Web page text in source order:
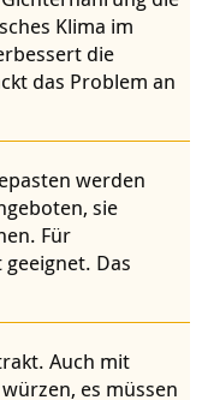
Klima im
die
das Problem an
werden
sie
Für
Das
Auch mit
es müssen